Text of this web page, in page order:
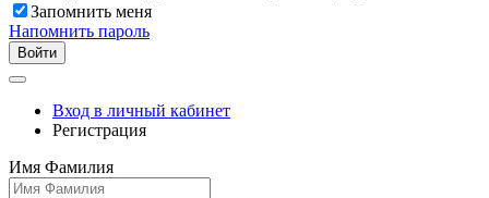
Запомнить меня
Напомнить пароль
Войти
Вход в личный кабинет
Регистрация
Имя Фамилия